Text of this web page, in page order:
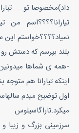
داد)مخصوصا
تیارانا؟؟؟؟اسم
نمیاد؟؟؟؟خواستم این
بلند بپرسم که دستش
-همه ی شماها
اینکه تیارانا هم متوجه
اول توضیح
میکرد.تاراگاسیلوس
سرزمینی بزرگ و زیبا و